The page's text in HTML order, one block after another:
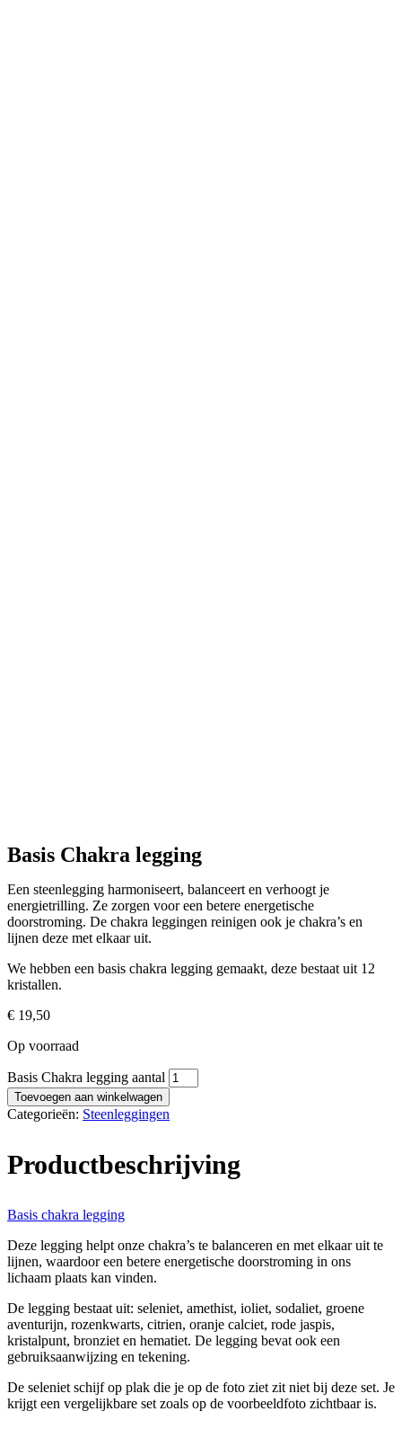
Basis Chakra legging
Een steenlegging harmoniseert, balanceert en verhoogt je
energietrilling. Ze zorgen voor een betere energetische
doorstroming. De chakra leggingen reinigen ook je chakra’s en
lijnen deze met elkaar uit.
We hebben een basis chakra legging gemaakt, deze bestaat uit 12
kristallen.
€ 19,50
Op voorraad
Basis Chakra legging aantal
Toevoegen aan winkelwagen
Categorieën: Steenleggingen
Productbeschrijving
Basis chakra legging
Deze legging helpt onze chakra’s te balanceren en met elkaar uit te
lijnen, waardoor een betere energetische doorstroming in ons
lichaam plaats kan vinden.
De legging bestaat uit: seleniet, amethist, ioliet, sodaliet, groene
aventurijn, rozenkwarts, citrien, oranje calciet, rode jaspis,
kristalpunt, bronziet en hematiet. De legging bevat ook een
gebruiksaanwijzing en tekening.
De seleniet schijf op plak die je op de foto ziet zit niet bij deze set. Je
krijgt een vergelijkbare set zoals op de voorbeeldfoto zichtbaar is.